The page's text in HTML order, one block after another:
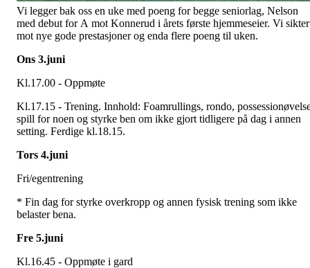
Vi legger bak oss en uke med poeng for begge seniorlag, Nelson
med debut for A mot Konnerud i årets første hjemmeseier. Vi sikter
mot nye gode prestasjoner og enda flere poeng til uken.
Ons 3.juni
Kl.17.00 - Oppmøte
Kl.17.15 - Trening. Innhold: Foamrullings, rondo,
spill for noen og styrke ben om ikke gjort tidligere på dag i annen
setting. Ferdige kl.18.15.
Tors 4.juni
Fri/egentrening
* Fin dag for styrke overkropp og annen fysisk trening som ikke
belaster bena.
Fre 5.juni
Kl.16.45 - Oppmøte i gard